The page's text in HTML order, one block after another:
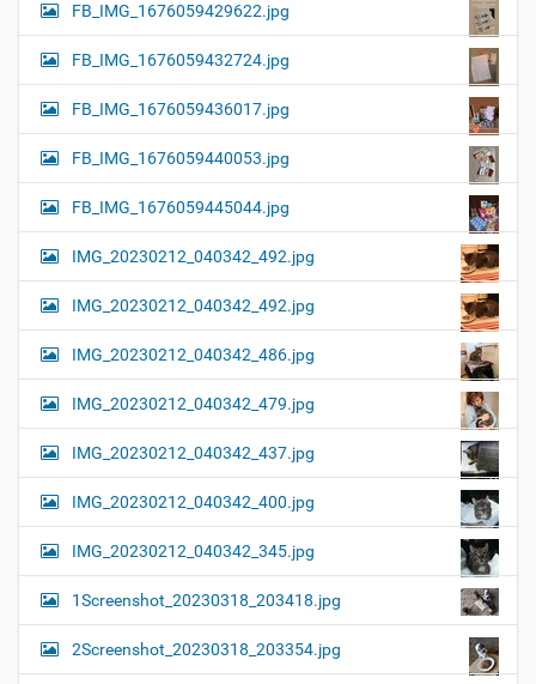
FB_IMG_1676059429622.jpg
FB_IMG_1676059432724.jpg
FB_IMG_1676059436017.jpg
FB_IMG_1676059440053.jpg
FB_IMG_1676059445044.jpg
IMG_20230212_040342_492.jpg
IMG_20230212_040342_492.jpg
IMG_20230212_040342_486.jpg
IMG_20230212_040342_479.jpg
IMG_20230212_040342_437.jpg
IMG_20230212_040342_400.jpg
IMG_20230212_040342_345.jpg
1Screenshot_20230318_203418.jpg
2Screenshot_20230318_203354.jpg